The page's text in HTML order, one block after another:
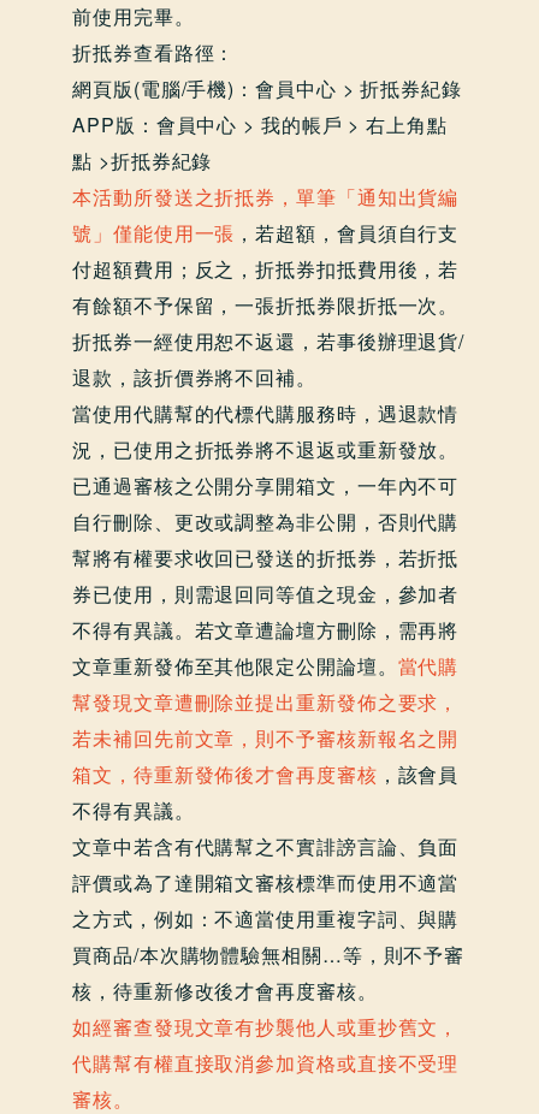
前使用完畢。
折抵券查看路徑：
網頁版(電腦/手機)：會員中心 > 折抵券紀錄
APP版：會員中心 > 我的帳戶 > 右上角點
點 >折抵券紀錄
本活動所發送之折抵券，單筆「通知出貨編
號」僅能使用一張 ，若超額，會員須自行支
付超額費用；反之，折抵券扣抵費用後，若
有餘額不予保留，一張折抵券限折抵一次。
折抵券一經使用恕不返還，若事後辦理退貨/
退款，該折價券將不回補。
當使用代購幫的代標代購服務時，遇退款情
況，已使用之折抵券將不退返或重新發放。
已通過審核之公開分享開箱文，一年內不可
自行刪除、更改或調整為非公開，否則代購
幫將有權要求收回已發送的折抵券，若折抵
券已使用，則需退回同等值之現金，參加者
不得有異議。若文章遭論壇方刪除，需再將
文章重新發佈至其他限定公開論壇。 當代購
幫發現文章遭刪除並提出重新發佈之要求，
若未補回先前文章，則不予審核新報名之開
箱文，待重新發佈後才會再度審核 ，該會員
不得有異議。
文章中若含有代購幫之不實誹謗言論、負面
評價或為了達開箱文審核標準而使用不適當
之方式，例如：不適當使用重複字詞、與購
買商品/本次購物體驗無相關…等，則不予審
核，待重新修改後才會再度審核。
如經審查發現文章有抄襲他人或重抄舊文，
代購幫有權直接取消參加資格或直接不受理
審核。